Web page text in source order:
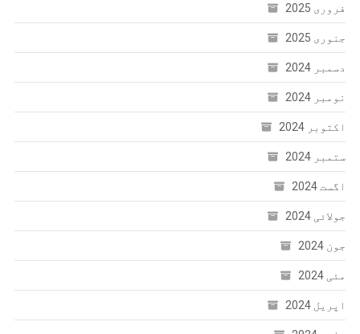
فروری 2025
جنوری 2025
دسمبر 2024
نومبر 2024
اکتوبر 2024
ستمبر 2024
اگست 2024
جولائی 2024
جون 2024
مئی 2024
اپریل 2024